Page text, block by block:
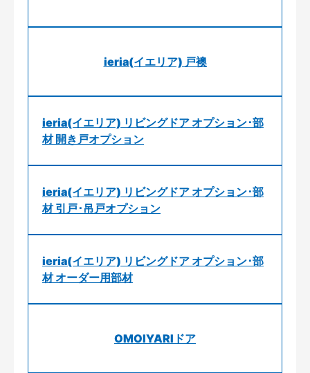
ieria(イエリア) 戸襖
ieria(イエリア) リビングドア オプション･部
材 開き戸オプション
ieria(イエリア) リビングドア オプション･部
材 引戸･吊戸オプション
ieria(イエリア) リビングドア オプション･部
材 オーダー用部材
OMOIYARIドア